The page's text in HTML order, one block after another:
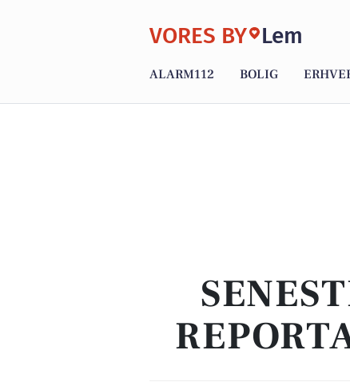
VORES BY Lem
ALARM112 BOLIG